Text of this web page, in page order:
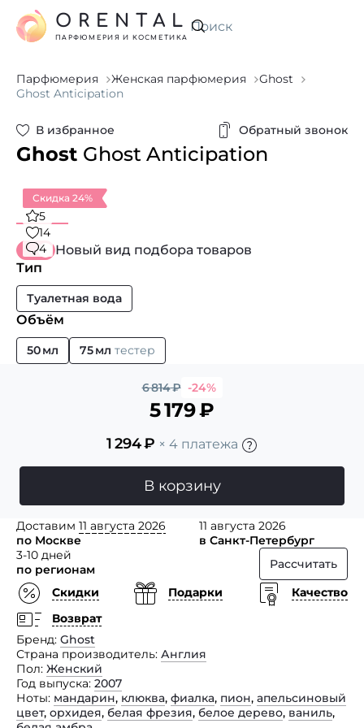
Искать
ORENTAL
ПАРФЮМЕРИЯ И КОСМЕТИКА
Парфюмерия Женская парфюмерия
Ghost
Ghost Anticipation
В избранное Обратный звонок
Ghost Ghost Anticipation
Скидка 24%
5
14
4
Новый вид подбора товаров
Тип
Туалетная вода
Объём
50 мл 75 мл тестер
6 814₽ -24%
5 179₽
1 294₽ × 4 платежа
В корзину
Доставим 11 августа 2026
по Москве
11 августа 2026
в Санкт-Петербург
3-10 дней
по регионам
Рассчитать
Скидки
Подарки
Качество
Возврат
Бренд Ghost
Страна производитель Англия
Пол Женский
Год выпуска 2007
Ноты мандарин, клюква, фиалка, пион, апельсиновый
цвет, орхидея, белая фрезия, белое дерево, ваниль,